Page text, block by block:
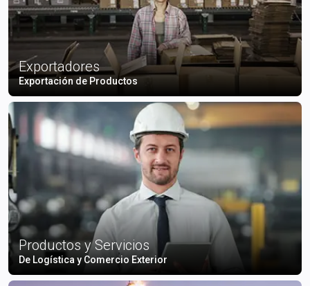
Exportadores
Exportación de Productos
Productos y Servicios
De Logística y Comercio Exterior